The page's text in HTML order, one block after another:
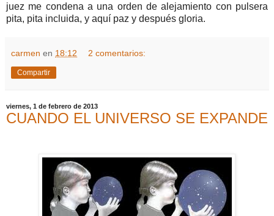
juez me condena a una orden de alejamiento con pulsera
pita, pita incluida, y aquí paz y después gloria.
carmen en 18:12 2 comentarios:
Compartir
viernes, 1 de febrero de 2013
CUANDO EL UNIVERSO SE EXPANDE